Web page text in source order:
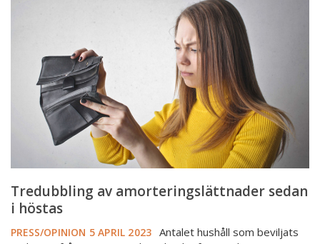
Tredubbling av amorteringslättnader sedan
i höstas
PRESS/OPINION 5 APRIL 2023 Antalet hushåll som beviljats